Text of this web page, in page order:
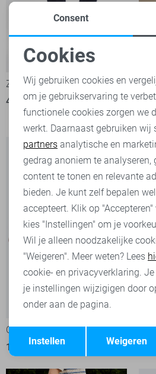
Zoso Broek
45,00 89,95
-50%
Only Korte broek
15,00 29,99
Noodzakelijke cookies
Personalisatie cookies
Analytische cookies
Marketing cookies
Terug
Consent
Cookies
Wij gebruiken cookies en
om je gebruikservaring te
functionele cookies zorgen we
werkt. Daarnaast gebruiken wij
partners analytische en
gedrag anoniem te analyseren,
content te tonen en relevante
bieden. Je kunt zelf bepalen
accepteert. Klik op
kies "Instellingen" om je
Wil je alleen noodzakelijke
"Weigeren". Meer weten? Lees
cookie- en privacyverklaring.
je instellingen wijzigigen door
onder aan de pagina.
Weigeren
Instellen